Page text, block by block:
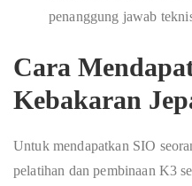
penanggung jawab
Cara
Kebakaran
Untuk mendapatkan SIO
pelatihan dan pembinaan K3